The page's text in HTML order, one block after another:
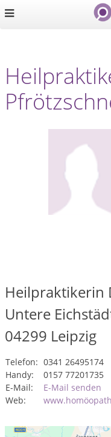
Heilpraktikerin
Untere
04299 Leipzig
Telefon: 0341 26495174
Handy:
0157 77201735
E-Mail:
E-Mail senden
Web: